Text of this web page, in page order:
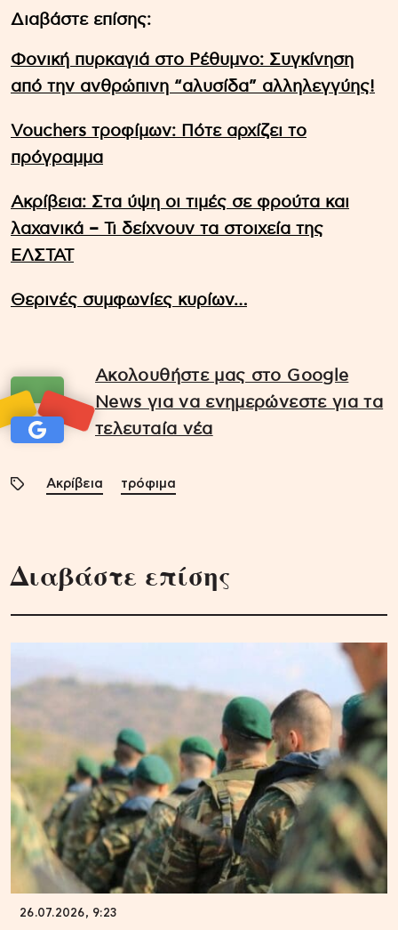
Διαβάστε επίσης:
Φονική πυρκαγιά στο Ρέθυμνο: Συγκίνηση
από την ανθρώπινη “αλυσίδα” αλληλεγγύης!
Vouchers τροφίμων: Πότε αρχίζει το
πρόγραμμα
Ακρίβεια: Στα ύψη οι τιμές σε φρούτα και
λαχανικά – Τι δείχνουν τα στοιχεία της
ΕΛΣΤΑΤ
Θερινές συμφωνίες κυρίων…
Ακολουθήστε μας στο Google
News για να ενημερώνεστε για τα
τελευταία νέα
Ακρίβεια τρόφιμα
Διαβάστε επίσης
26.07.2026, 9:23